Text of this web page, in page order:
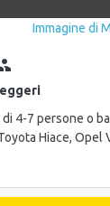
4-7 persone o
Hiace, Opel